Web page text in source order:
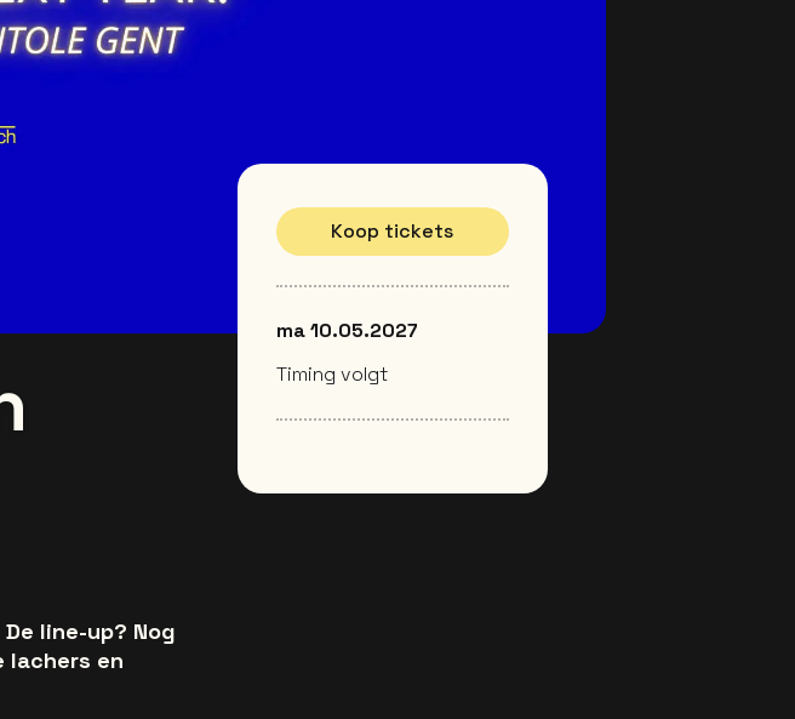
line-up? Nog
lachers en
Koop tickets
ma 10.05.2027
Timing volgt